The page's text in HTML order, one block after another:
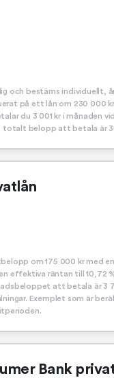
och bestäms individuellt,
på ett lån om 230 000
du 3 001 kr i månaden
totalt belopp att betala är
om 175 000 kr med
effektiva räntan till 10,72
att betala är
Exemplet som är
Bank